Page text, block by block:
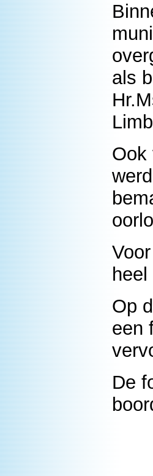
als
Ook
Op
een
De